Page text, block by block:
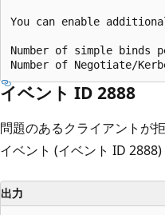
You can enable
Number of simple binds
イベント ID 2888
問題のあるクライアントが
イベント (イベント ID 2888)
出力